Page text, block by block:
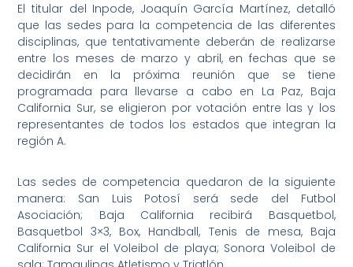
El titular del Inpode, Joaquín García Martínez, detalló
que las sedes para la competencia de las diferentes
disciplinas, que tentativamente deberán de realizarse
entre los meses de marzo y abril, en fechas que se
decidirán en la próxima reunión que se tiene
programada para llevarse a cabo en La Paz, Baja
California Sur, se eligieron por votación entre las y los
representantes de todos los estados que integran la
región A.
Las sedes de competencia quedaron de la siguiente
manera: San Luis Potosí será sede del Futbol
Asociación; Baja California recibirá Basquetbol,
Basquetbol 3×3, Box, Handball, Tenis de mesa, Baja
California Sur el Voleibol de playa; Sonora Voleibol de